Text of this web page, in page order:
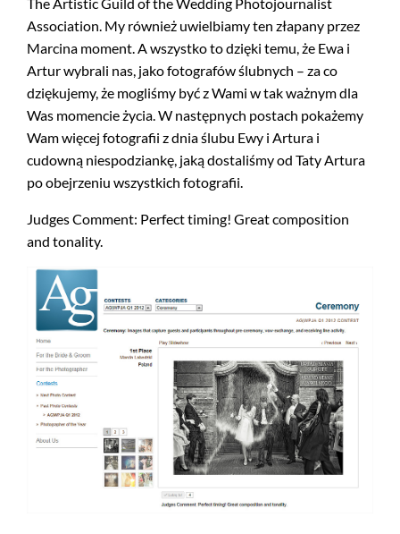
Association. My również uwielbiamy ten złapany przez
Marcina moment. A wszystko to dzięki temu, że Ewa i
Artur wybrali nas, jako fotografów ślubnych – za co
dziękujemy, że mogliśmy być z Wami w tak ważnym dla
Was momencie życia. W następnych postach pokażemy
Wam więcej fotografii z dnia ślubu Ewy i Artura i
cudowną niespodziankę, jaką dostaliśmy od Taty Artura
po obejrzeniu wszystkich fotografii.
Judges Comment: Perfect timing! Great composition
and tonality.